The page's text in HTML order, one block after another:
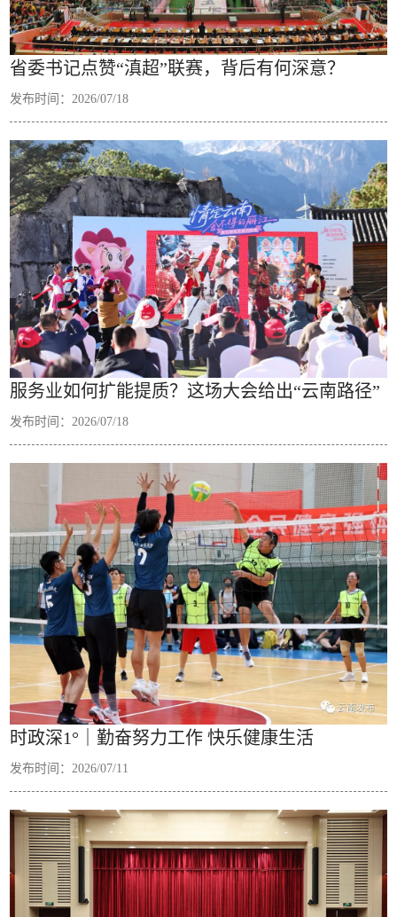
省委书记点赞“滇超”联赛，背后有何深意？
发布时间：2026/07/18
服务业如何扩能提质？这场大会给出“云南路径”
发布时间：2026/07/18
时政深1°｜勤奋努力工作 快乐健康生活
发布时间：2026/07/11